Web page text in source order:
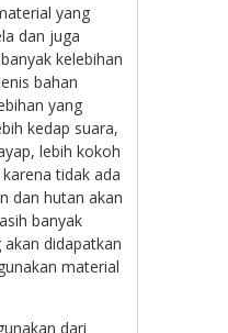
yang
dan juga
kelebihan
bahan
yang
kedap suara,
lebih kokoh
tidak ada
dan hutan akan
banyak
didapatkan
material
dari